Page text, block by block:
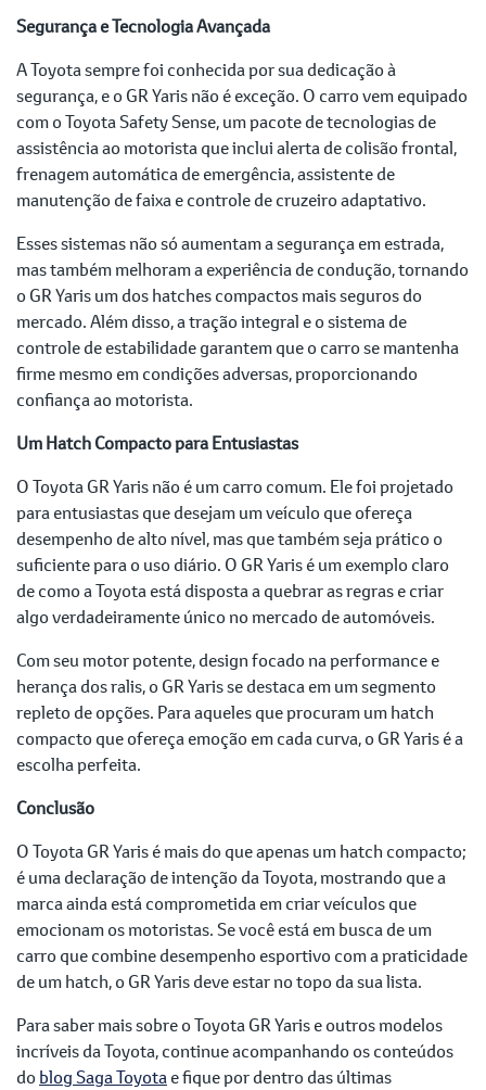
Segurança e Tecnologia Avançada
A Toyota sempre foi conhecida por sua dedicação à
segurança, e o GR Yaris não é exceção. O carro vem equipado
com o Toyota Safety Sense, um pacote de tecnologias de
assistência ao motorista que inclui alerta de colisão frontal,
frenagem automática de emergência, assistente de
manutenção de faixa e controle de cruzeiro adaptativo.
Esses sistemas não só aumentam a segurança em estrada,
mas também melhoram a experiência de condução, tornando
o GR Yaris um dos hatches compactos mais seguros do
mercado. Além disso, a tração integral e o sistema de
controle de estabilidade garantem que o carro se mantenha
firme mesmo em condições adversas, proporcionando
confiança ao motorista.
Um Hatch Compacto para Entusiastas
O Toyota GR Yaris não é um carro comum. Ele foi projetado
para entusiastas que desejam um veículo que ofereça
desempenho de alto nível, mas que também seja prático o
suficiente para o uso diário. O GR Yaris é um exemplo claro
de como a Toyota está disposta a quebrar as regras e criar
algo verdadeiramente único no mercado de automóveis.
Com seu motor potente, design focado na performance e
herança dos ralis, o GR Yaris se destaca em um segmento
repleto de opções. Para aqueles que procuram um hatch
compacto que ofereça emoção em cada curva, o GR Yaris é a
escolha perfeita.
Conclusão
O Toyota GR Yaris é mais do que apenas um hatch compacto;
é uma declaração de intenção da Toyota, mostrando que a
marca ainda está comprometida em criar veículos que
emocionam os motoristas. Se você está em busca de um
carro que combine desempenho esportivo com a praticidade
de um hatch, o GR Yaris deve estar no topo da sua lista.
Para saber mais sobre o Toyota GR Yaris e outros modelos
incríveis da Toyota, continue acompanhando os conteúdos
do blog Saga Toyotae fique por dentro das últimas